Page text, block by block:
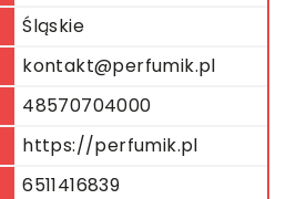
Śląskie
kontakt@perfumik.pl
48570704000
https://perfumik.pl
6511416839